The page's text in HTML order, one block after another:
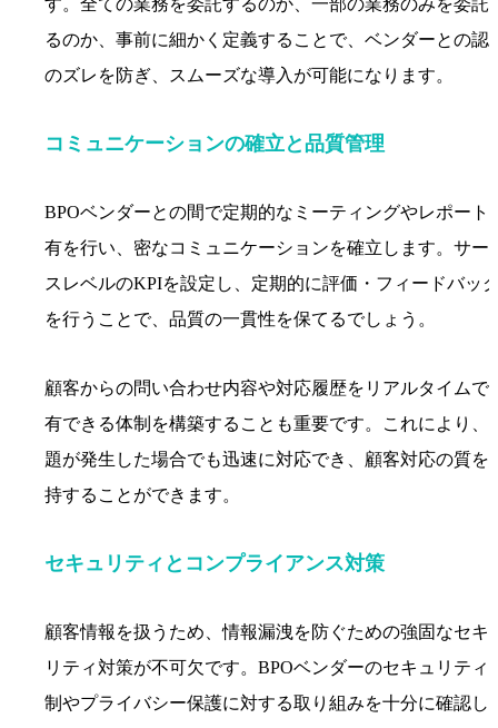
す。全ての業務を委託するのか、一部の業務のみを委託
るのか、事前に細かく定義することで、ベンダーとの認
のズレを防ぎ、スムーズな導入が可能になります。
コミュニケーションの確立と品質管理
BPOベンダーとの間で定期的なミーティングやレポート
有を行い、密なコミュニケーションを確立します。サー
スレベルのKPIを設定し、定期的に評価・フィードバッ
を行うことで、品質の一貫性を保てるでしょう。
顧客からの問い合わせ内容や対応履歴をリアルタイムで
有できる体制を構築することも重要です。これにより、
題が発生した場合でも迅速に対応でき、顧客対応の質を
持することができます。
セキュリティとコンプライアンス対策
顧客情報を扱うため、情報漏洩を防ぐための強固なセキ
リティ対策が不可欠です。BPOベンダーのセキュリティ
制やプライバシー保護に対する取り組みを十分に確認し